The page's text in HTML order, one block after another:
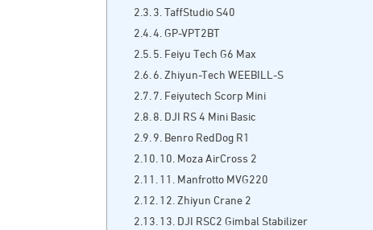
3. TaffStudio S40
4. GP-VPT2BT
5. Feiyu Tech G6 Max
6. Zhiyun-Tech WEEBILL-S
7. Feiyutech Scorp Mini
8. DJI RS 4 Mini Basic
9. Benro RedDog R1
10. Moza AirCross 2
11. Manfrotto MVG220
12. Zhiyun Crane 2
13. DJI RSC2 Gimbal Stabilizer